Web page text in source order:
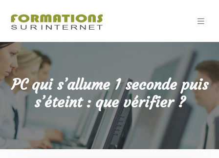
PC qui s’allume 1 seconde puis
s’éteint : que vérifier ?